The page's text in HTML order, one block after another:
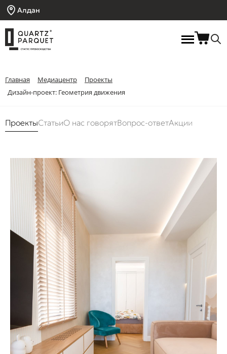
Алдан
Главная Медиацентр
Проекты
Дизайн-проект: Геометрия движения
ПроектыСтатьиО нас говорятВопрос-ответАкции